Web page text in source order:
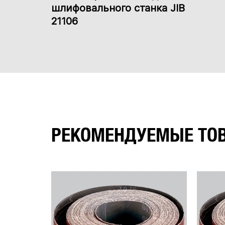
шлифовального станка JIB
21106
РЕКОМЕНДУЕМЫЕ